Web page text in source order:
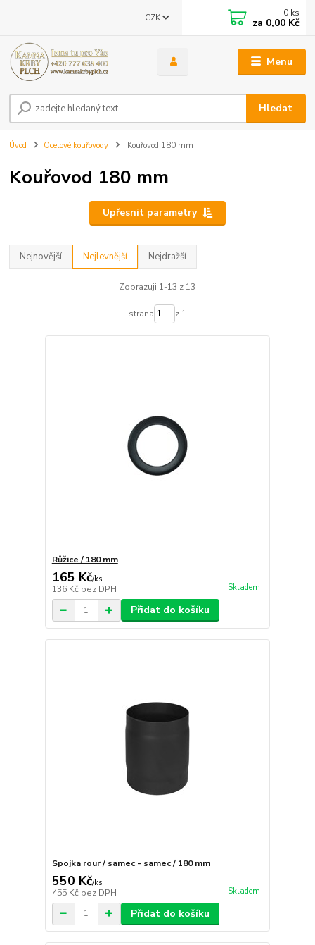
Menu
CZK
Hledat
0 ks
za 0,00 Kč
Úvod Ocelové kouřovody Kouřovod 180 mm
Kouřovod 180 mm
Upřesnit parametry
Nejnovější Nejlevnější Nejdražší
Zobrazuji 1-13 z 13
strana z 1
Růžice / 180 mm
165 Kč/ks
136 Kč bez DPH Skladem
Přidat do košíku
Spojka rour / samec - samec / 180 mm
550 Kč/ks
455 Kč bez DPH Skladem
Přidat do košíku